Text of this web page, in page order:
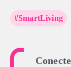
#SmartLiving